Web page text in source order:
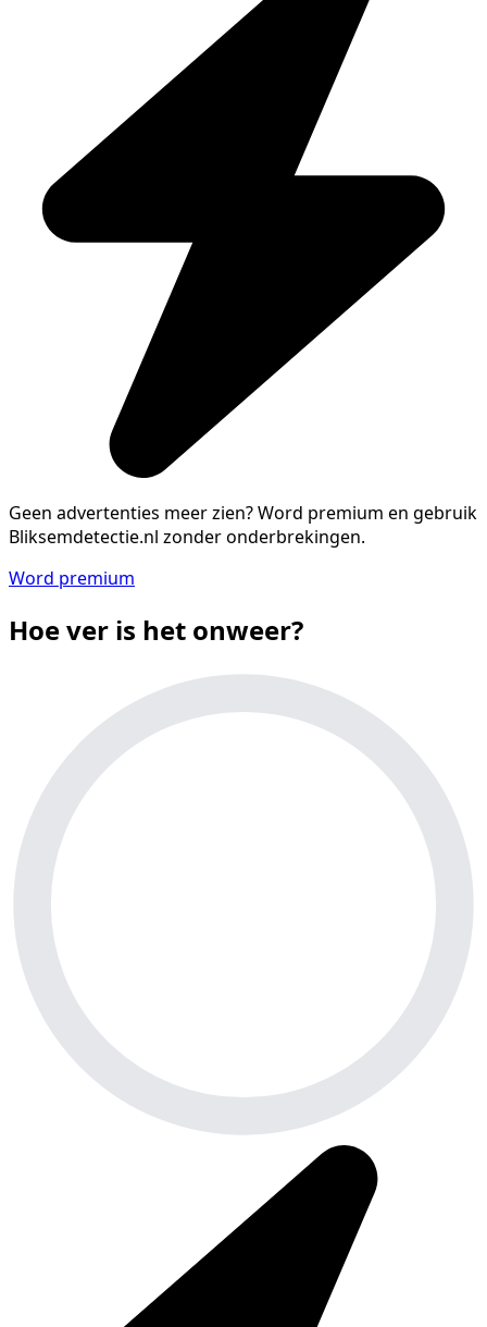
Geen advertenties meer zien?Word premium en gebruik
Bliksemdetectie.nl zonder onderbrekingen.
Word premium
Hoe ver is het onweer?